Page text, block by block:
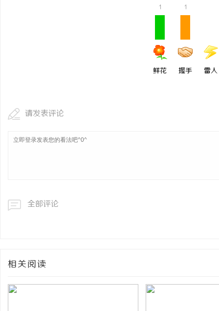
1
鲜花
1
握手 雷人
请发表评论
全部评论
相关阅读